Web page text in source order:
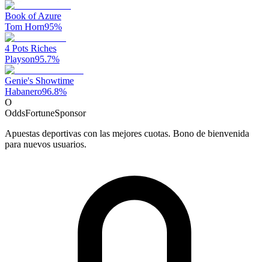
Book of Azure
Tom Horn95%
4 Pots Riches
Playson95.7%
Genie's Showtime
Habanero96.8%
O
OddsFortuneSponsor
Apuestas deportivas con las mejores cuotas. Bono de bienvenida
para nuevos usuarios.